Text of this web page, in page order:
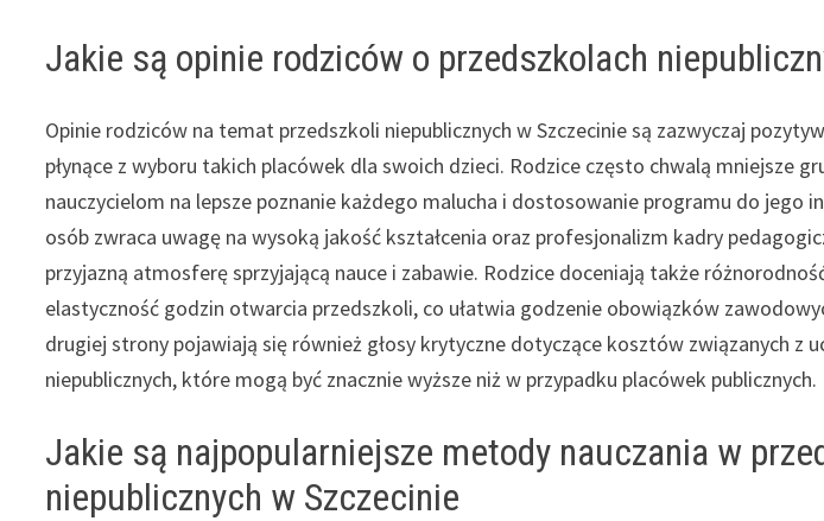
Jakie są opinie rodziców o przedszkolach
Opinie rodziców na temat przedszkoli niepublicznych w Szczecinie są zazwyczaj
płynące z wyboru takich placówek dla swoich dzieci. Rodzice często chwalą mniejsze
nauczycielom na lepsze poznanie każdego malucha i dostosowanie programu do jego
osób zwraca uwagę na wysoką jakość kształcenia oraz profesjonalizm kadry
przyjazną atmosferę sprzyjającą nauce i zabawie. Rodzice doceniają także
elastyczność godzin otwarcia przedszkoli, co ułatwia godzenie obowiązków
drugiej strony pojawiają się również głosy krytyczne dotyczące kosztów związanych z
niepublicznych, które mogą być znacznie wyższe niż w przypadku placówek publicznych.
Jakie są najpopularniejsze metody nauczania w
niepublicznych w Szczecinie